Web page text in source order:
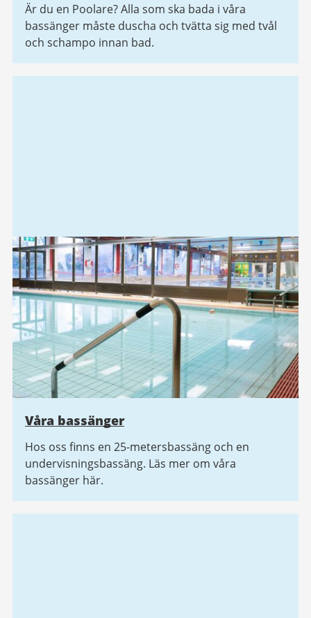
Är du en Poolare? Alla som ska bada i våra
bassänger måste duscha och tvätta sig med tvål
och schampo innan bad.
Våra bassänger
Hos oss finns en 25-metersbassäng och en
undervisningsbassäng. Läs mer om våra
bassänger här.